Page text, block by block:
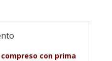
con prima